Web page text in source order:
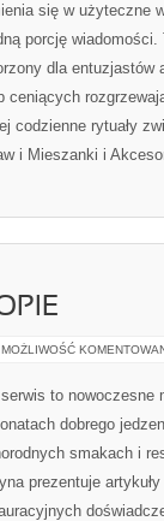
się w użyteczne
porcję wiadomości.
dla entuzjastów
ceniących
codzienne rytuały
i Mieszanki i
MOŻLIWOŚĆ
to nowoczesne
dobrego
smakach i
prezentuje